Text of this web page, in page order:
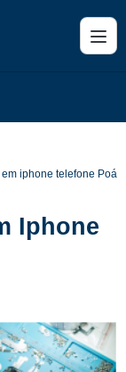
iphone telefone Poá
Iphone